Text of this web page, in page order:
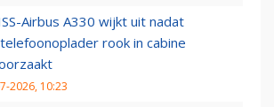
Airbus A330 wijkt uit nadat
rook in cabine
2026, 10:23